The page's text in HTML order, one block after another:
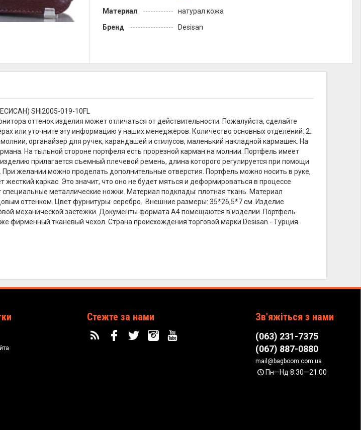
Материал
натурал кожа
Бренд
Desisan
SHI2005-019-10FL
оттенок изделия может отличаться от действительности. Пожалуйста, сделайте
или уточните эту информацию у наших менеджеров. Количество основных отделений: 2.
органайзер для ручек, карандашей и стилусов, маленький накладной кармашек. На
На тыльной стороне портфеля есть прорезной карман на молнии. Портфель имеет
прилагается съемный плечевой ремень, длина которого регулируется при помощи
желании можно проделать дополнительные отверстия. Портфель можно носить в руке,
жесткий каркас. Это значит, что оно не будет мяться и деформироваться в процессе
металлические ножки. Материал подклады: плотная ткань. Материал
оттенком. Цвет фурнитуры: серебро. Внешние размеры: 35*26,5*7 см. Изделие
механической застежки. Документы формата А4 помещаются в изделии. Портфель
фирменный тканевый чехол. Страна происхождения торговой марки Desisan - Турция.
Стежте за нами Зв'яжіться з нами
(063) 231-7375
(067) 887-0880
mail@bagboom.com.ua
Пн—Нд 8:30—21:00